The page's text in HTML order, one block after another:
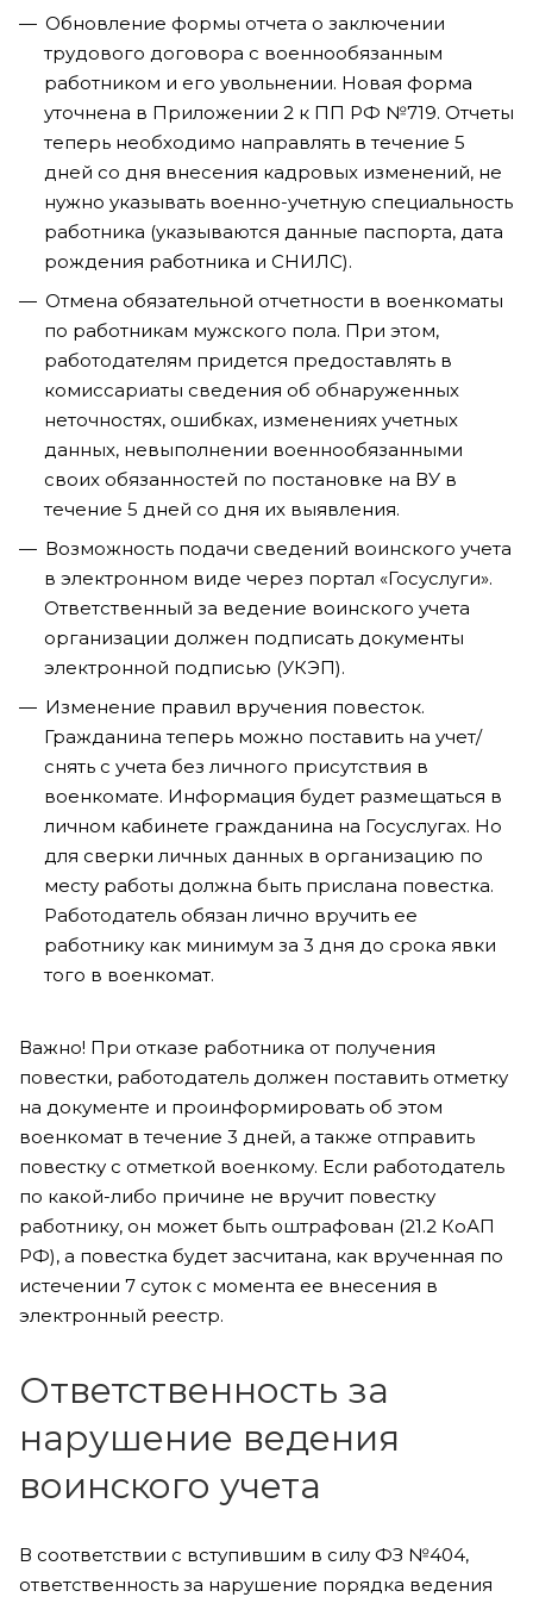
Обновление формы отчета о заключении
трудового договора с военнообязанным
работником и его увольнении. Новая форма
уточнена в Приложении 2 к ПП РФ №719. Отчеты
теперь необходимо направлять в течение 5
дней со дня внесения кадровых изменений, не
нужно указывать военно-учетную специальность
работника (указываются данные паспорта, дата
рождения работника и СНИЛС).
Отмена обязательной отчетности в военкоматы
по работникам мужского пола. При этом,
работодателям придется предоставлять в
комиссариаты сведения об обнаруженных
неточностях, ошибках, изменениях учетных
данных, невыполнении военнообязанными
своих обязанностей по постановке на ВУ в
течение 5 дней со дня их выявления.
Возможность подачи сведений воинского учета
в электронном виде через портал «Госуслуги».
Ответственный за ведение воинского учета
организации должен подписать документы
электронной подписью (УКЭП).
Изменение правил вручения повесток.
Гражданина теперь можно поставить на учет/
снять с учета без личного присутствия в
военкомате. Информация будет размещаться в
личном кабинете гражданина на Госуслугах. Но
для сверки личных данных в организацию по
месту работы должна быть прислана повестка.
Работодатель обязан лично вручить ее
работнику как минимум за 3 дня до срока явки
того в военкомат.
Важно! При отказе работника от получения
повестки, работодатель должен поставить отметку
на документе и проинформировать об этом
военкомат в течение 3 дней, а также отправить
повестку с отметкой военкому. Если работодатель
по какой-либо причине не вручит повестку
работнику, он может быть оштрафован (21.2 КоАП
РФ), а повестка будет засчитана, как врученная по
истечении 7 суток с момента ее внесения в
электронный реестр.
Ответственность за
нарушение ведения
воинского учета
В соответствии с вступившим в силу ФЗ №404,
ответственность за нарушение порядка ведения